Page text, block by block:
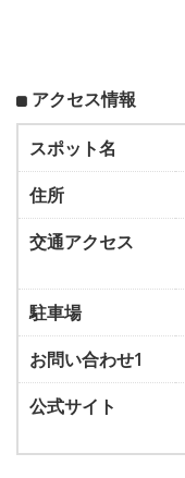
アクセス情報
スポット名
住所
交通アクセス
駐車場
お問い合わせ1
公式サイト